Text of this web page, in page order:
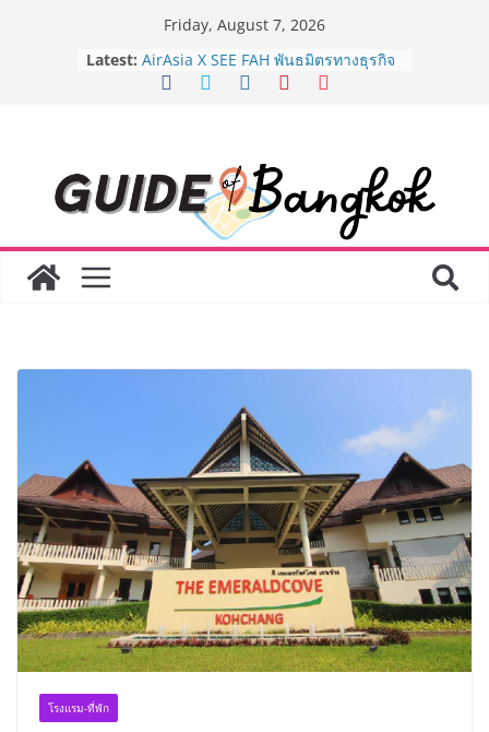
Friday, August 7, 2026
Latest:
8.8 “ซูเลียน” รวมพลังนักธุรกิจทั่ว
ประเทศ จัดประชุมใหญ่แห่งปี พบ CEO
“ดร.ปิยะวัฒน์” ถ่ายทอดวิสัยทัศน์ธุรกิจ
อร่อย ยกเมนูระดับตำนาน “ข้าวหน้าไก่
ราชวงศ์” พุ่งทะยานสู่น่านฟ้า
BEDO เดินหน้าจัดกิจกรรมเจรจาธุรกิจ
“BIO TRADE CONNECT 2026” ยก
และของขวัญต้อนรับวันแม่ เปิดให้
Guangzhou Yinghao School เผยวิสัย
ทัศน์การศึกษาที่พร้อมรับอนาคต “เราไม่
ได้เตรียมนักเรียนเพียงเพื่อก้าวเข้าสู่
มหาวิทยาลัยเท่านั้น แต่ยังเตรียมพวก
เขาให้พร้อมเป็นผู้กำหนดอนาคต”
โรงแรม-ที่พัก